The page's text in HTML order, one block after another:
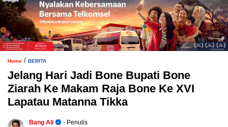
Home / BERITA
Jelang Hari Jadi Bone Bupati Bone
Ziarah Ke Makam Raja Bone Ke XVI
Lapatau Matanna Tikka
Bang Ali
- Penulis